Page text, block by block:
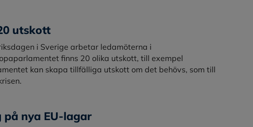
utskott
i Sverige arbetar ledamöterna i
finns 20 olika utskott, till exempel
kan skapa tillfälliga utskott om det behövs, som till
nya EU-lagar